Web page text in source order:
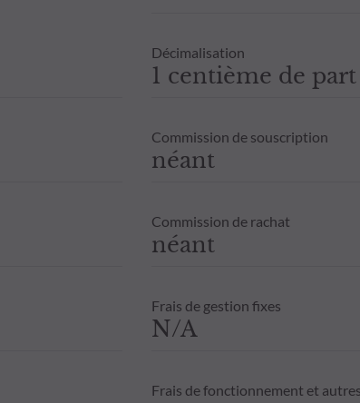
Décimalisation
1 centième de part
Commission de souscription
néant
Commission de rachat
néant
Frais de gestion fixes
N/A
Frais de fonctionnement et
des informations qu’elle contient.
affichées sur ce site le sont à titre indicatif
lié à l'investissement en parts ou actions d'OPC
conseiller fiscal avant toute souscription.